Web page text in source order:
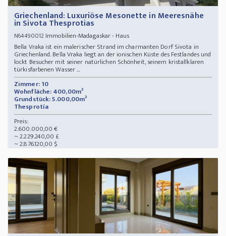
Griechenland: Luxuriöse Mesonette in Meeresnähe
in Sivota Thesprotias
N64490012Immobilien-Madagaskar - Haus
Bella Vraka ist ein malerischer Strand im charmanten Dorf Sivota in
Griechenland. Bella Vraka liegt an der ionischen Küste des Festlandes und
lockt Besucher mit seiner natürlichen Schönheit, seinem kristallklaren
türkisfarbenen Wasser ...
Zimmer: 10
Wohnfläche: 400,00m²
Grundstück: 5.000,00m²
Thesprotía
Preis:
2.600.000,00 €
~ 2.229.240,00 £
~ 2.876.120,00 $